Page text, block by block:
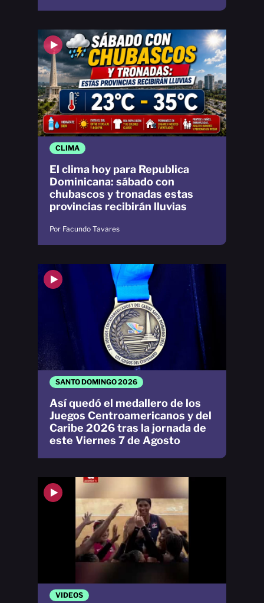
CLIMA
El clima hoy para Republica
Dominicana: sábado con
chubascos y tronadas estas
provincias recibirán lluvias
Por Facundo Tavares
VIDEOS
SANTO DOMINGO 2026
Así quedó el medallero de los
Juegos Centroamericanos y del
Caribe 2026 tras la jornada de
este Viernes 7 de Agosto